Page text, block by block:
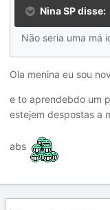
Nina SP disse:
Não seria uma má
Ola menina eu sou
e to aprendebdo um
estejem despostas a
abs